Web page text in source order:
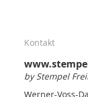
Kontakt
by Stempel
Werner-Voss-